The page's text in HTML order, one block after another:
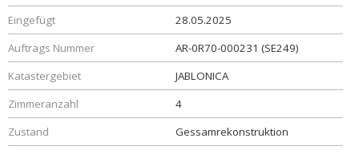
Eingefügt
28.05.2025
Auftrags Nummer
AR-0R70-000231 (SE249)
Katastergebiet
JABLONICA
Zimmeranzahl
4
Zustand
Gessamrekonstruktion